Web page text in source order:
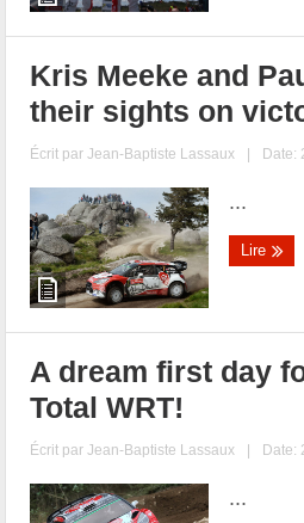
Kris Meeke and
their sights on
Écrit parJean-Baptiste Lassaux | Date:
...
Lire
A dream first day
Total WRT!
Écrit parJean-Baptiste Lassaux | Date:
...